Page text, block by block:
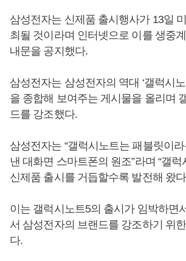
삼성전자는 신제품 출시행사가 13일
최될 것이라며 인터넷으로 이를 생중
내문을 공지했다.
삼성전자는 삼성전자의 역대 ‘갤럭시
을 종합해 보여주는 게시물을 올리며
드를 강조했다.
삼성전자는 “갤럭시노트는 패블릿이
낸 대화면 스마트폰의 원조”라며 “갤
신제품 출시를 거듭할수록 발전해 왔
이는 갤럭시노트5의 출시가 임박하면
서 삼성전자의 브랜드를 강조하기 위
다.